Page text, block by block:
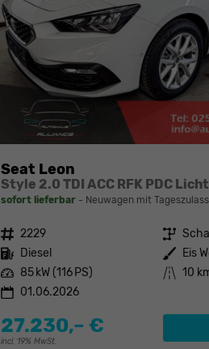
Seat Leon
sofort lieferbar Neuwagen mit
Fahrzeugnr. 2229 Getriebe
Kraftstoff Diesel Außenfarbe Eis
Leistung 85 kW (116 PS) Kilometerstand 10
01.06.2026
27.230,– €
incl. 19% MwSt.